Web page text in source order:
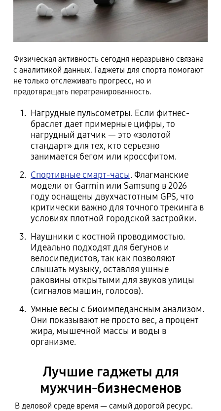
Физическая активность сегодня неразрывно связана
с аналитикой данных. Гаджеты для спорта помогают
не только отслеживать прогресс, но и
предотвращать перетренированность.
Нагрудные пульсометры. Если фитнес-
браслет дает примерные цифры, то
нагрудный датчик — это «золотой
стандарт» для тех, кто серьезно
занимается бегом или кроссфитом.
Спортивные смарт-часы. Флагманские
модели от Garmin или Samsung в 2026
году оснащены двухчастотным GPS, что
критически важно для точного трекинга в
условиях плотной городской застройки.
Наушники с костной проводимостью.
Идеально подходят для бегунов и
велосипедистов, так как позволяют
слышать музыку, оставляя ушные
раковины открытыми для звуков улицы
(сигналов машин, голосов).
Умные весы с биоимпедансным анализом.
Они показывают не просто вес, а процент
жира, мышечной массы и воды в
организме.
Лучшие гаджеты для
мужчин-бизнесменов
В деловой среде время — самый дорогой ресурс.